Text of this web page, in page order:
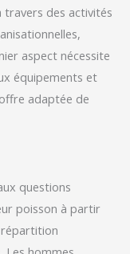
des activités
aspect nécessite
équipements et
adaptée de
questions
poisson à partir